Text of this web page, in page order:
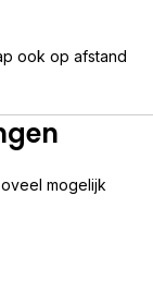
ook op afstand
mogelijk